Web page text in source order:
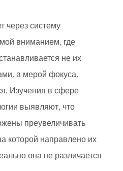
через систему
вниманием, где
не их
а мерой фокуса,
Изучения в сфере
выявляют, что
преувеличивать
которой направлено их
она не различается